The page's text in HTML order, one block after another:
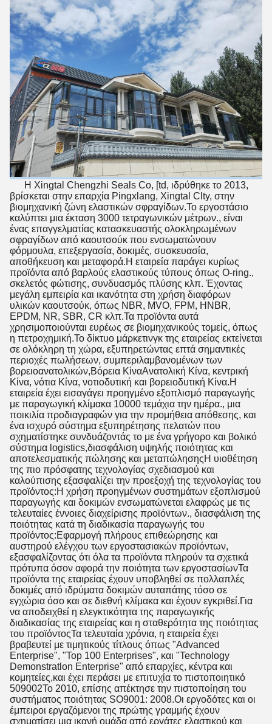
Η Xingtal Chengzhi Seals Co, [td, ιδρύθηκε το 2013,
βρίσκεται στην επαρχία Pingxlang, Xingtal Clty, στην
βιομηχανική ζώνη ελαστικών σφραγίδων.Το εργοστάσιο
καλύπτει μια έκταση 3000 τετραγωνικών μέτρων., είναι
ένας επαγγελματίας κατασκευαστής ολοκληρωμένων
σφραγίδων από καουτσούκ που ενσωματώνουν
φόρμουλα, επεξεργασία, δοκιμές, συσκευασία,
αποθήκευση και μεταφορά.Η εταιρεία παράγει κυρίως
προϊόντα από βαρλούς ελαστικούς τύπους όπως O-ring.,
σκελετός φώτισης, συνδυασμός πλύσης κλπ. Έχοντας
μεγάλη εμπειρία και ικανότητα στη χρήση διαφόρων
υλικών καουτσούκ, όπως NBR, MVO, FPM, HNBR,
EPDM, NR, SBR, CR κλπ.Τα προϊόντα αυτά
χρησιμοποιούνται ευρέως σε βιομηχανικούς τομείς, όπως
η πετροχημική.Το δίκτυο μάρκετινγκ της εταιρείας εκτείνεται
σε ολόκληρη τη χώρα, εξυπηρετώντας επτά σημαντικές
περιοχές πωλήσεων, συμπεριλαμβανομένων των
βορειοανατολικών,Βόρεια ΚίναΑνατολική Κίνα, κεντρική
Κίνα, νότια Κίνα, νοτιοδυτική και βορειοδυτική Κίνα.Η
εταιρεία έχει εισαγάγει προηγμένο εξοπλισμό παραγωγής
με παραγωγική κλίμακα 10000 τεμάχια την ημέρα., μια
ποικιλία προδιαγραφών για την προμήθεια απόθεσης, και
ένα ισχυρό σύστημα εξυπηρέτησης πελατών που
σχηματίστηκε συνδυάζοντάς το με ένα γρήγορο και βολικό
σύστημα logistics,διασφάλιση υψηλής ποιότητας και
αποτελεσματικής πώλησης και μεταπώλησηςΗ υιοθέτηση
της πιο πρόσφατης τεχνολογίας σχεδιασμού και
καλούπισης εξασφαλίζει την προεξοχή της τεχνολογίας του
προϊόντος:Η χρήση προηγμένων συστημάτων εξοπλισμού
παραγωγής και δοκιμών ενσωματώνεται ελαφρώς με τις
τελευταίες έννοιες διαχείρισης προϊόντων., διασφάλιση της
ποιότητας κατά τη διαδικασία παραγωγής του
προϊόντος:Εφαρμογή πλήρους επιθεώρησης και
αυστηρού ελέγχου των εργοστασιακών προϊόντων,
εξασφαλίζοντας ότι όλα τα προϊόντα πληρούν τα σχετικά
πρότυπα όσον αφορά την ποιότητα των εργοστασίωνΤα
προϊόντα της εταιρείας έχουν υποβληθεί σε πολλαπλές
δοκιμές από ιδρύματα δοκιμών αυταπάτης τόσο σε
εγχώρια όσο και σε διεθνή κλίμακα και έχουν εγκριθεί.Για
να αποδειχθεί η ελεγκτικότητα της παραγωγικής
διαδικασίας της εταιρείας και η σταθερότητα της ποιότητας
του προϊόντοςΤα τελευταία χρόνια, η εταιρεία έχει
βραβευτεί με τιμητικούς τίτλους όπως "Advanced
Enterprise", "Top 100 Enterprises", και "Technology
Demonstratlon Enterprise" από επαρχίες, κέντρα και
κομητείες,και έχει περάσει με επιτυχία το πιστοποιητικό
509002Το 2010, επίσης απέκτησε την πιστοποίηση του
συστήματος ποιότητας SO9001: 2008.Οι εργοδότες και οι
έμπειροι εργαζόμενοι της πρώτης γραμμής έχουν
σχηματίσει μια ικανή ομάδα από εργάτες ελαστικού και